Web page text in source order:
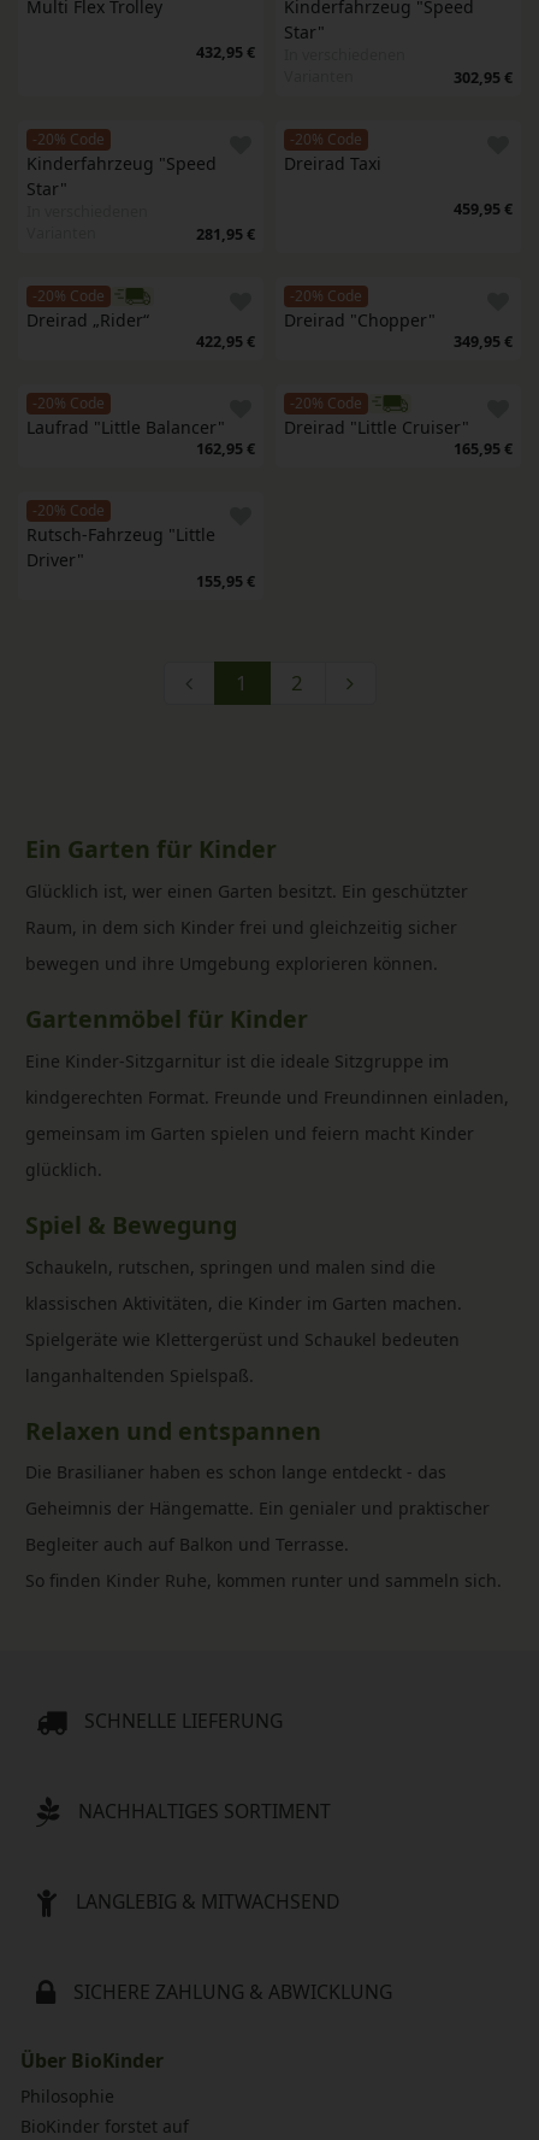
Multi Flex Trolley
432,95 €
Kinderfahrzeug "Speed
Star"
302,95 €
-20% Code
Kinderfahrzeug "Speed
Star"
281,95 €
-20% Code
Dreirad Taxi
459,95 €
-20% Code
Dreirad „Rider“
422,95 €
-20% Code
Dreirad "Chopper"
349,95 €
-20% Code
Laufrad "Little Balancer"
162,95 €
-20% Code
Dreirad "Little Cruiser"
165,95 €
-20% Code
Rutsch-Fahrzeug "Little
Driver"
155,95 €
1 2
Ein Garten für Kinder
Glücklich ist, wer einen Garten besitzt. Ein geschützter
Raum, in dem sich Kinder frei und gleichzeitig sicher
bewegen und ihre Umgebung explorieren können.
Gartenmöbel für Kinder
Eine Kinder-Sitzgarnitur ist die ideale Sitzgruppe im
kindgerechten Format. Freunde und Freundinnen einladen,
gemeinsam im Garten spielen und feiern macht Kinder
glücklich.
Spiel & Bewegung
Schaukeln, rutschen, springen und malen sind die
klassischen Aktivitäten, die Kinder im Garten machen.
Spielgeräte wie Klettergerüst und Schaukel bedeuten
langanhaltenden Spielspaß.
Relaxen und entspannen
Die Brasilianer haben es schon lange entdeckt - das
Geheimnis der Hängematte. Ein genialer und praktischer
Begleiter auch auf Balkon und Terrasse.
So finden Kinder Ruhe, kommen runter und sammeln sich.
SCHNELLE LIEFERUNG
NACHHALTIGES SORTIMENT
LANGLEBIG & MITWACHSEND
SICHERE ZAHLUNG & ABWICKLUNG
Über BioKinder
Philosophie
BioKinder forstet auf